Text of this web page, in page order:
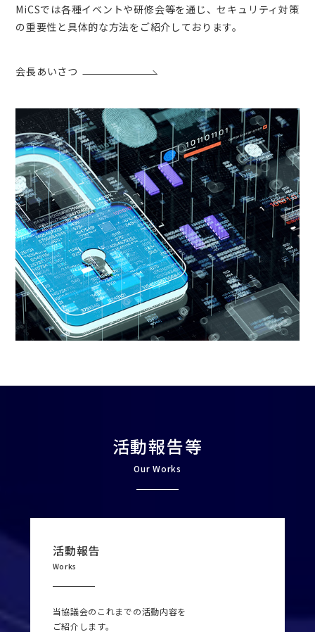
MiCSでは各種イベントや研修会等を通じ、セキュリティ対策
の重要性と具体的な方法をご紹介しております。
会長あいさつ
活動報告等
Our Works
活動報告
Works
当協議会のこれまでの活動内容を
ご紹介します。